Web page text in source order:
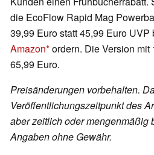
die EcoFlow Rapid Mag
39,99 Euro statt 45,99 Euro UVP
Amazon ordern. Die Version
65,99 Euro.
Preisänderungen vorbehalten.
Veröffentlichungszeitpunkt des
aber zeitlich oder mengenmäßig
Angaben ohne Gewähr.